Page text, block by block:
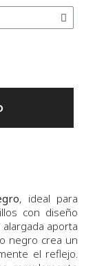
, ideal para
con diseño
aporta
negro crea un
el reflejo.